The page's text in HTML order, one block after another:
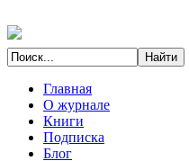
Главная
О журнале
Книги
Подписка
Блог